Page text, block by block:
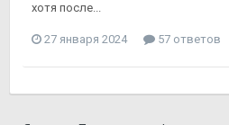
хотя после...
27 января 2024 57 ответов